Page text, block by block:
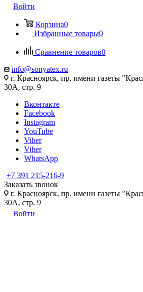
Войти
Корзина0
Избранные товары0
Сравнение товаров0
info@sonyatex.ru
г. Красноярск, пр. имени газеты
30А, стр. 9
Вконтакте
Facebook
Instagram
YouTube
Viber
Viber
WhatsApp
+7 391 215-216-9
Заказать звонок
г. Красноярск, пр. имени газеты
30А, стр. 9
Войти